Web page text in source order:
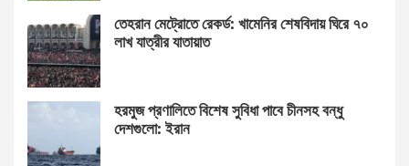
তেহরান মেট্রোতে রেকর্ড: খামেনির শেষবিদায় ঘিরে ৭০
লাখ যাত্রীর যাতায়াত
হরমুজ প্রণালিতে বিশেষ সুবিধা পাবে চীনসহ বন্ধু
দেশগুলো: ইরান